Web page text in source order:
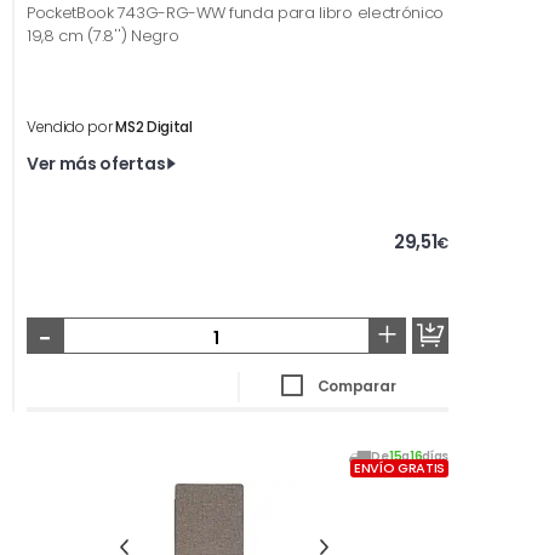
PocketBook 743G-RG-WW funda para libro electrónico
19,8 cm (7.8'') Negro
Vendido porMS2 Digital
Ver más ofertas
29,51€
- +
Comparar
De15a16días
ENVÍO GRATIS